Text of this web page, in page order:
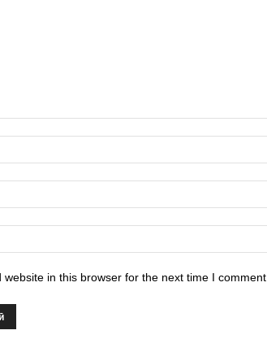
in this browser for the next time I comment.